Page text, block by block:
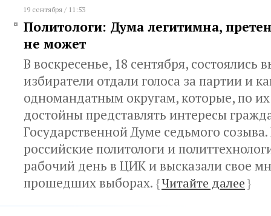
19 сентября / 11:53
Политологи: Дума легитимна,
не может
В воскресенье, 18 сентября, состоялись
избиратели отдали голоса за партии и
одномандатным округам, которые, по
достойны представлять интересы
Государственной Думе седьмого
российские политологи и
рабочий день в ЦИК и высказали свое
прошедших выборах. {Читайте далее}